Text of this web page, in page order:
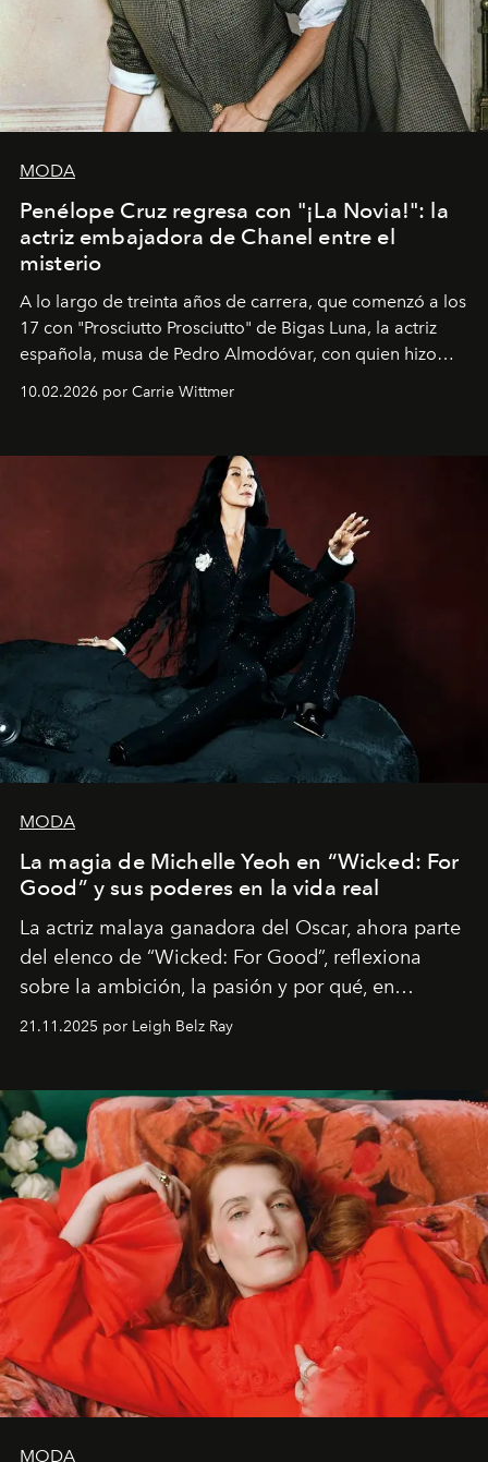
MODA
Penélope Cruz regresa con "¡La Novia!": la
actriz embajadora de Chanel entre el
misterio
A lo largo de treinta años de carrera, que comenzó a los
17 con "Prosciutto Prosciutto" de Bigas Luna, la actriz
española, musa de Pedro Almodóvar, con quien hizo
Barcelona", ha dividido su tiempo entre Europa y
dirigida por Maggie Gyllenhaal.
10.02.2026 por Carrie Wittmer
MODA
La magia de Michelle Yeoh en “Wicked: For
Good” y sus poderes en la vida real
La actriz malaya ganadora del Oscar, ahora parte
del elenco de “Wicked: For Good”, reflexiona
sobre la ambición, la pasión y por qué, en
ocasiones, la introspección puede esperar. “Es
importa si no lo entienden’”, confiesa.
21.11.2025 por Leigh Belz Ray
MODA